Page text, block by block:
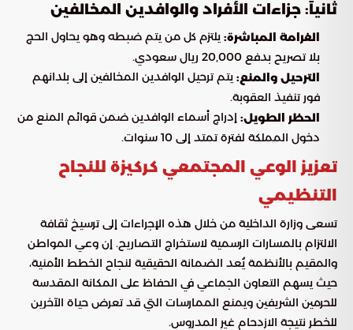
ثانياً: جزاءات الأفراد والوافدين المخالفين
الغرامة المباشرة: يلتزم كل من يتم ضبطه وهو يحاول الحج
بلا تصريح بدفع 20,000 ريال سعودي.
الترحيل والمنع: يتم ترحيل الوافدين المخالفين إلى بلدانهم
فور تنفيذ العقوبة.
الحظر الطويل: إدراج أسماء الوافدين ضمن قوائم المنع من
دخول المملكة لفترة تمتد إلى 10 سنوات.
تعزيز الوعي المجتمعي كركيزة للنجاح
التنظيمي
تسعى وزارة الداخلية من خلال هذه الإجراءات إلى ترسيخ ثقافة
الالتزام بالمسارات الرسمية لاستخراج التصاريح. إن وعي المواطن
والمقيم بالأنظمة يُعد الضمانة الحقيقية لنجاح الخطط الأمنية،
حيث يسهم التعاون الجماعي في الحفاظ على المكانة المقدسة
للحرمين الشريفين ويمنع الممارسات التي قد تعرض حياة الآخرين
للخطر نتيجة الازدحام غير المدروس.